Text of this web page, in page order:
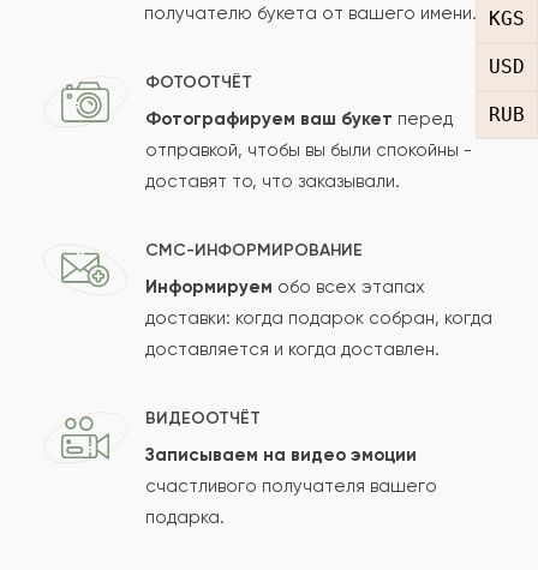
KGS
USD
RUB
Отзыв
Сколько будет
Отзыв будет опубликован после проверки.
Проверяем на спам.
получателю букета от вашего имени.
ФОТООТЧЁТ
Фотографируем ваш букет перед
отправкой, чтобы вы были спокойны -
доставят то, что заказывали.
СМС-ИНФОРМИРОВАНИЕ
Информируем обо всех этапах
доставки: когда подарок собран, когда
доставляется и когда доставлен.
ВИДЕООТЧЁТ
Записываем на видео эмоции
счастливого получателя вашего
подарка.